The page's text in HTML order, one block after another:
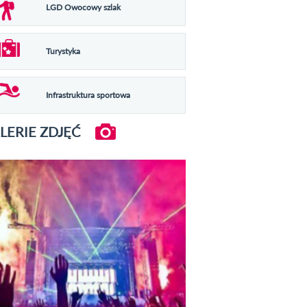
LGD Owocowy szlak
Turystyka
Infrastruktura sportowa
ZDJĘĆ